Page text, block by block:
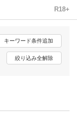
ュージック
配信
配信ガイド
R18+
キーワード条件追加
絞り込み全解除